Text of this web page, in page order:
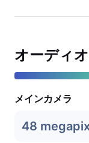
オーディ
メインカメラ
48